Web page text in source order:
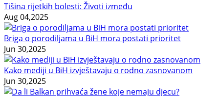
Tišina rijetkih bolesti: Životi između
Aug 04,2025
Briga o porodiljama u BiH mora postati prioritet
Jun 30,2025
Kako mediji u BiH izvještavaju o rodno zasnovanom
Jun 30,2025